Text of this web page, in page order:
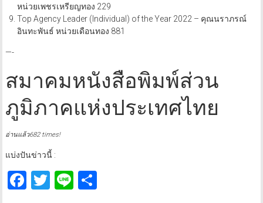
หน่วยเพชรเหรียญทอง 229
Top Agency Leader (Individual) of the Year 2022 – คุณนราภรณ์
อินทะพันธ์ หน่วยเดือนทอง 881
—-
สมาคมหนังสือพิมพ์ส่วน
ภูมิภาคแห่งประเทศไทย
อ่านแล้ว682 times!
แบ่งปันข่าวนี้ :
Facebook
Twitter
LineShare